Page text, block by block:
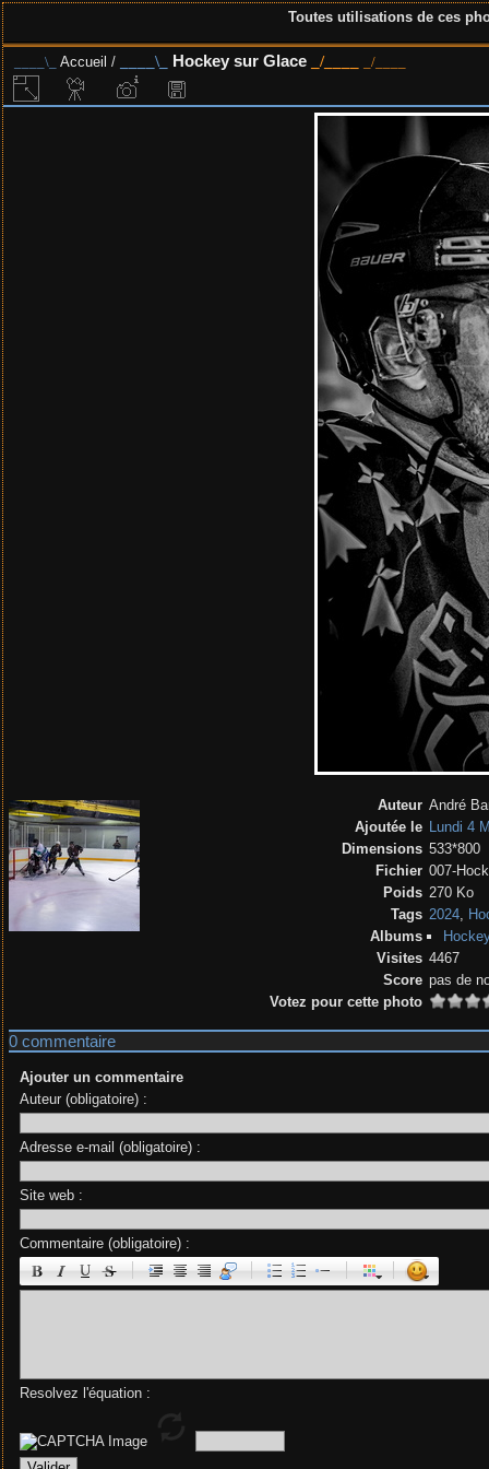
Toutes utilisations de ces
Accueil / Hockey sur Glace
Auteur André
Ajoutée le Lundi 4
Dimensions 533*800
Fichier 007-
Poids 270 Ko
Tags 2024,
Albums
Visites 4467
Score pas de
Votez pour cette photo
0 commentaire
Ajouter un commentaire
Auteur (obligatoire) :
Adresse e-mail (obligatoire) :
Site web :
Commentaire (obligatoire) :
Resolvez l'équation :